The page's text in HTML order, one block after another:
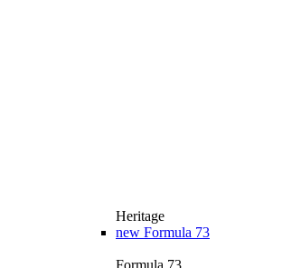
Heritage
new Formula 73
Formula 73